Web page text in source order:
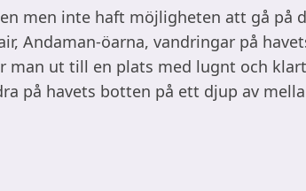
men inte haft möjligheten att gå på
Andaman-öarna, vandringar på
man ut till en plats med lugnt och
på havets botten på ett djup av